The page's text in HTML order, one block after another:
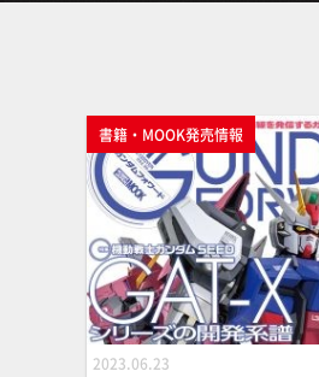
書籍・MOOK発売情報
2023.06.23